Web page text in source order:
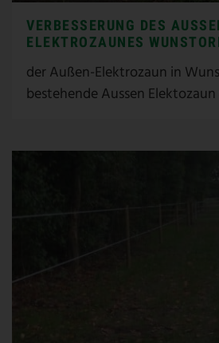
VERBESSERUNG DES
LEKTROZAUNES WUNSTORF
der Außen-Elektrozaun in
bestehende Aussen